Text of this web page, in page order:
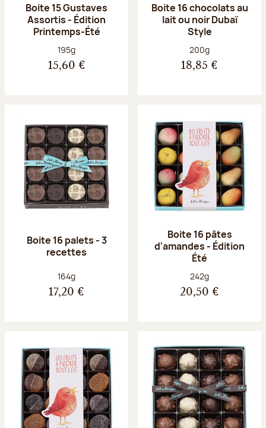
Boite 15 Gustaves
Assortis - Édition
Printemps-Été
Poids net :
195g
15,60 €
Boite 16 chocolats au
lait ou noir Dubaï
Style
Poids net :
200g
18,85 €
Boite 16 palets - 3
recettes
Poids net :
164g
17,20 €
Boite 16 pâtes
d'amandes - Édition
Été
Poids net :
242g
20,50 €